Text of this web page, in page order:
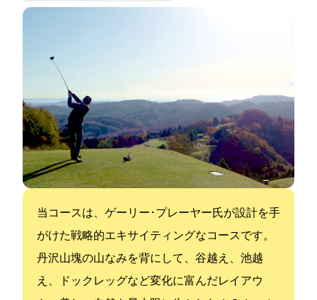
当コースは、ゲーリー･プレーヤー氏が設計を手
がけた戦略的エキサイティングなコースです。
丹沢山塊の山なみを背にして、谷越え、池越
え、ドックレッグなど変化に富んだレイアウ